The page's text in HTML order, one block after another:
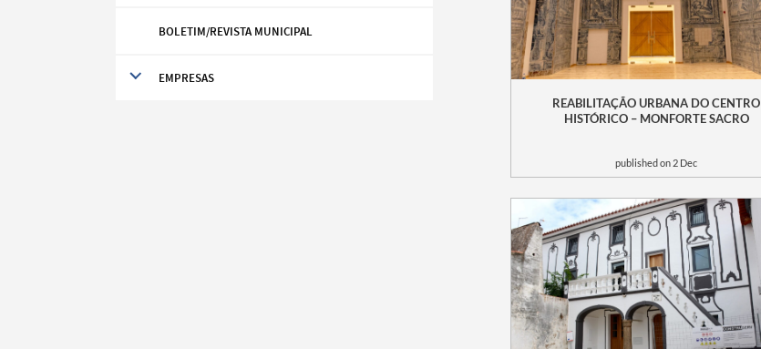
BOLETIM/REVISTA MUNICIPAL
EMPRESAS
REABILITAÇÃO URBANA DO CENTRO
HISTÓRICO – MONFORTE SACRO
published on 2 Dec